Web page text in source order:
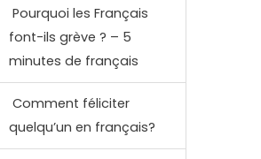
Pourquoi les Français
font-ils grève ? – 5
minutes de français
Comment féliciter
quelqu’un en français?